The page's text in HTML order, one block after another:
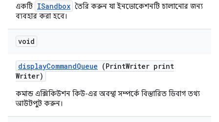
একটি ISandbox তৈরি করুন যা ইনভোকেশনটি চালানোর জন্য
ব্যবহার করা হবে।
void
displayCommandQueue (PrintWriter print
Writer)
কমান্ড এক্সিকিউশন কিউ-এর অবস্থা সম্পর্কে বিস্তারিত ডিবাগ তথ্য
আউটপুট করুন।